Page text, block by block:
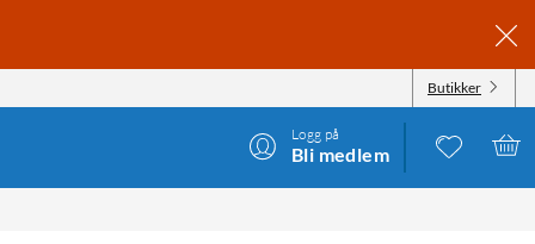
Butikker
Logg på
Bli medlem